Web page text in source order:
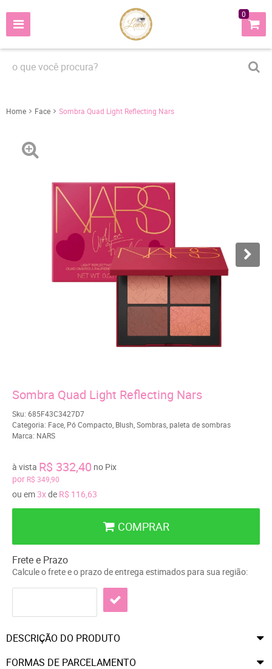
0
Home Face Sombra Quad Light Reflecting Nars
Sombra Quad Light Reflecting Nars
Sku: 685F43C3427D7
Categoria: Face Pó Compacto Blush Sombras paleta de sombras
Marca: NARS
por R$ 349,90
à vista R$ 332,40 no Pix
ou em3xde R$ 116,63
COMPRAR
Frete e Prazo
Calcule o frete e o prazo de entrega estimados para sua região:
DESCRIÇÃO DO PRODUTO
FORMAS DE PARCELAMENTO